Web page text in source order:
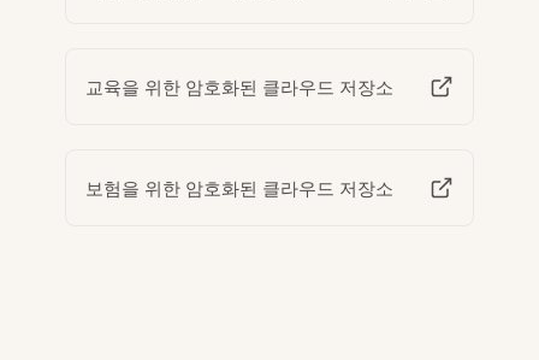
교육을 위한 암호화된 클라우드 저장소
보험을 위한 암호화된 클라우드 저장소